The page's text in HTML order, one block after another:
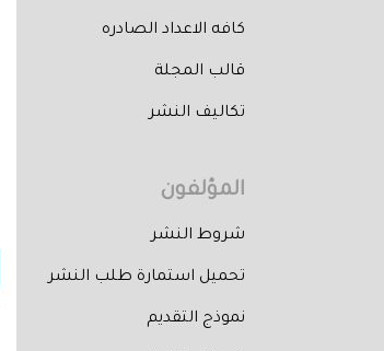
كافه الاعداد الصادره
قالب المجلة
تكاليف النشر
المؤلفون
شروط النشر
تحميل استمارة طلب النشر
نموذج التقديم